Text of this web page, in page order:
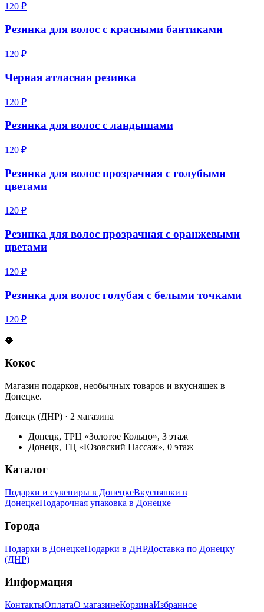
120 ₽
Резинка для волос с красными бантиками
120 ₽
Черная атласная резинка
120 ₽
Резинка для волос с ландышами
120 ₽
Резинка для волос прозрачная с голубыми
цветами
120 ₽
Резинка для волос прозрачная с оранжевыми
цветами
120 ₽
Резинка для волос голубая с белыми точками
120 ₽
🥥
Кокос
Магазин подарков, необычных товаров и вкусняшек в
Донецке.
Донецк (ДНР) · 2 магазина
Донецк, ТРЦ «Золотое Кольцо», 3 этаж
Донецк, ТЦ «Юзовский Пассаж», 0 этаж
Каталог
Подарки и сувениры в ДонецкеВкусняшки в
ДонецкеПодарочная упаковка в Донецке
Города
Подарки в ДонецкеПодарки в ДНРДоставка по Донецку
(ДНР)
Информация
КонтактыОплатаО магазинеКорзинаИзбранное